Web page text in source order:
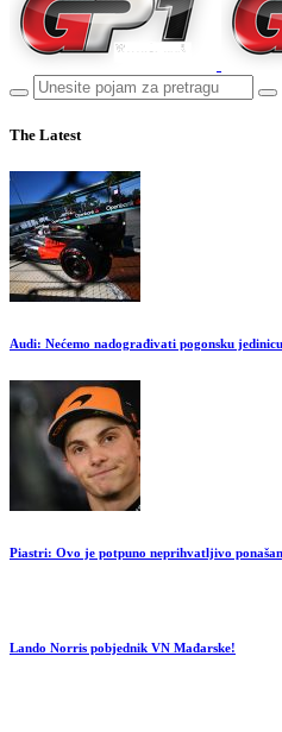
The Latest
Audi: Nećemo nadograđivati pogonsku
Piastri: Ovo je potpuno neprihvatljivo
Lando Norris pobjednik VN Mađarske!